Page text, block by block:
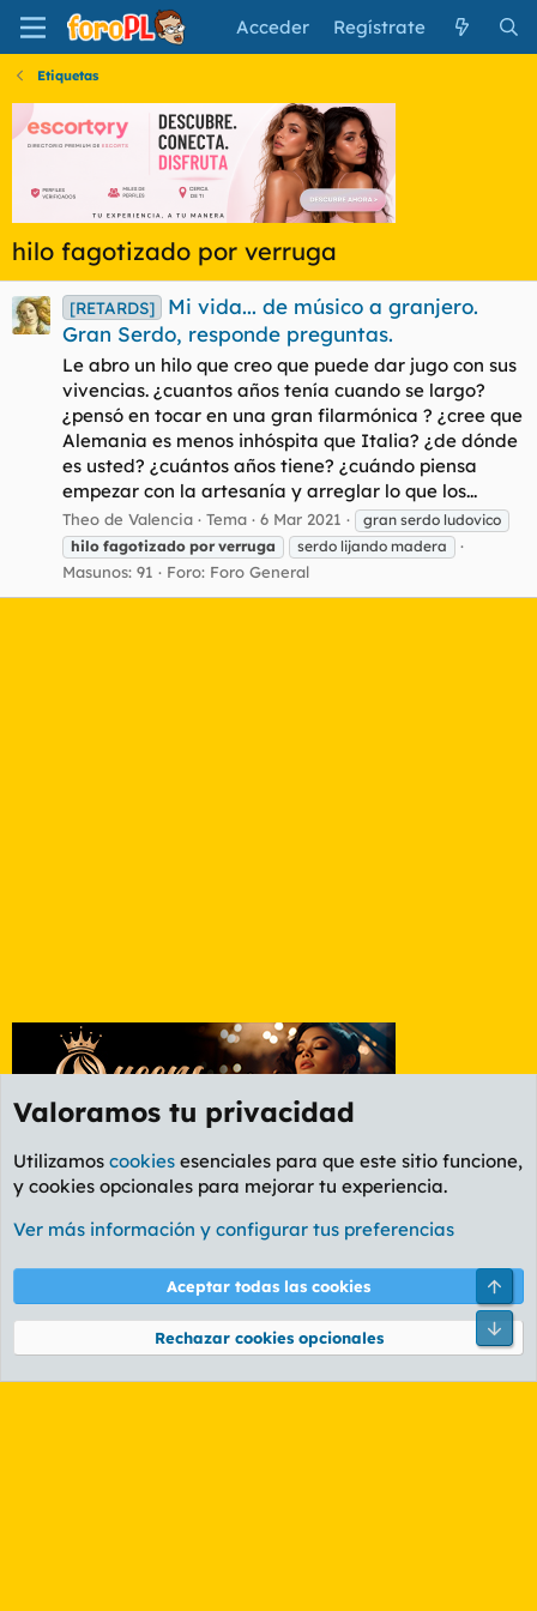
Acceder Regístrate
Etiquetas
hilo fagotizado por verruga
[RETARDS]
Mi vida... de músico a granjero.
Gran Serdo, responde preguntas.
Le abro un hilo que creo que puede dar jugo con sus
vivencias. ¿cuantos años tenía cuando se largo?
¿pensó en tocar en una gran filarmónica ? ¿cree que
Alemania es menos inhóspita que Italia? ¿de dónde
es usted? ¿cuántos años tiene? ¿cuándo piensa
empezar con la artesanía y arreglar lo que los...
Theo de Valencia Tema 6 Mar 2021
gran serdo ludovico
hilo fagotizado por verruga serdo lijando madera
Masunos: 91 Foro: Foro General
Etiquetas
Cookies
PL OLDSTYLE AMARILLO
Términos y reglas Política de privacidad Ayuda
Community platform by XenForo® © 2010-2026 XenForo Ltd.
Valoramos tu privacidad
Utilizamos cookies esenciales para que este sitio funcione,
y cookies opcionales para mejorar tu experiencia.
Ver más información y configurar tus preferencias
Aceptar todas las cookies
Rechazar cookies opcionales
Pie